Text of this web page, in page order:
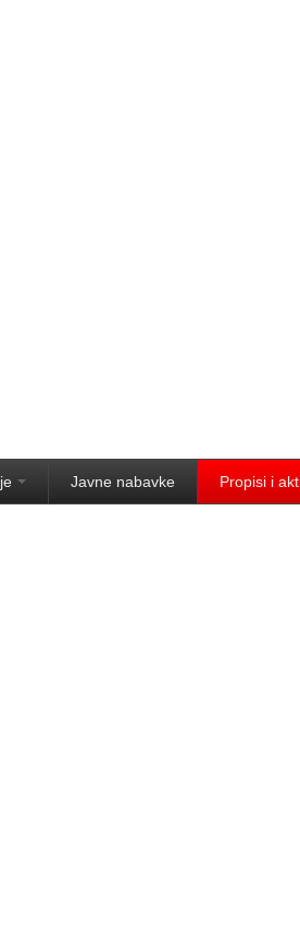
Javne nabavke Propisi i